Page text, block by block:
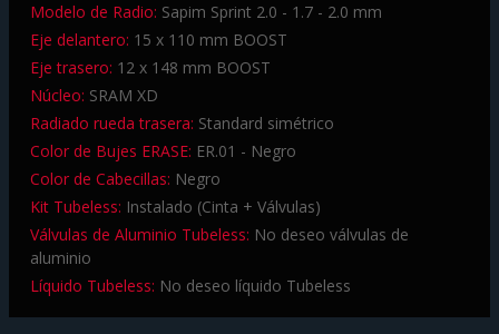
Modelo de Radio: Sapim Sprint 2.0 - 1.7 - 2.0 mm
Eje delantero: 15 x 110 mm BOOST
Eje trasero: 12 x 148 mm BOOST
Núcleo: SRAM XD
Radiado rueda trasera: Standard simétrico
Color de Bujes ERASE: ER.01 - Negro
Color de Cabecillas: Negro
Kit Tubeless: Instalado (Cinta + Válvulas)
Válvulas de Aluminio Tubeless: No deseo válvulas de
aluminio
Líquido Tubeless: No deseo líquido Tubeless